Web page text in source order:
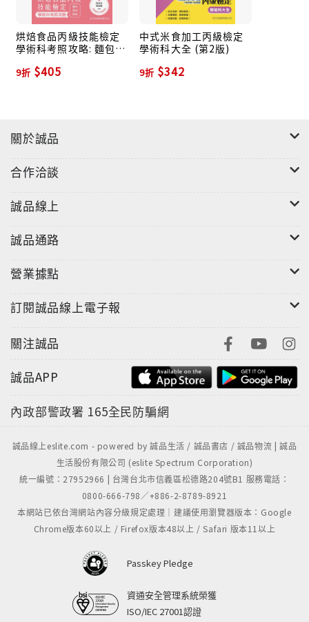
烘焙食品丙級技能檢定
學術科考照攻略: 麵包、
9折 $405
中式米食加工丙級檢定
學術科大全 (第2版)
9折 $342
關於誠品
合作洽談
誠品線上
誠品通路
營業據點
訂閱誠品線上電子報
關注誠品
誠品APP
內政部警政署 165全民防騙網
誠品線上eslite.com - powered by 誠品生活 / 誠品書店 / 誠品物流 | 誠品
生活股份有限公司 (eslite Spectrum Corporation)
統一編號：27952966 | 台灣台北市信義區松德路204號B1 服務電話：
0800-666-798／+886-2-8789-8921
本網站已依台灣網站內容分級規定處理｜建議使用瀏覽器版本：Google
Chrome版本60以上 / Firefox版本48以上 / Safari 版本11以上
Passkey Pledge
資通安全管理系統榮獲
ISO/IEC 27001認證